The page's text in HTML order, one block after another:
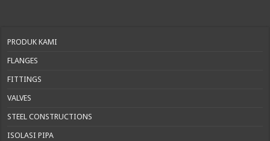
PRODUK KAMI
FLANGES
FITTINGS
VALVES
STEEL CONSTRUCTIONS
ISOLASI PIPA